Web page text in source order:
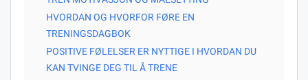
HVORDAN OG HVORFOR FØRE EN
TRENINGSDAGBOK
POSITIVE FØLELSER ER NYTTIGE I HVORDAN DU
KAN TVINGE DEG TIL Å TRENE